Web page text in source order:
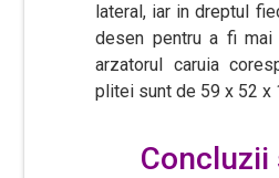
lateral, iar in dreptul
desen pentru a fi
arzatorul caruia
plitei sunt de 59 x 52 x
Concluzii